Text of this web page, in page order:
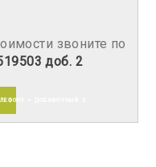
звоните по
доб. 2
+ ДОБАВОЧНЫЙ 2